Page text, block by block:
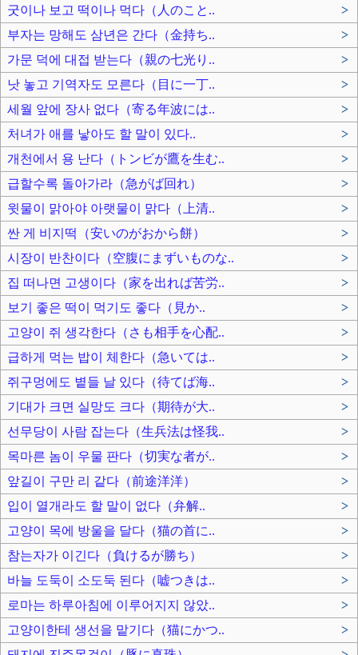
굿이나 보고 떡이나 먹다（人のこと..
>
부자는 망해도 삼년은 간다（金持ち..
>
가문 덕에 대접 받는다（親の七光り..
>
낫 놓고 기역자도 모른다（目に一丁..
>
세월 앞에 장사 없다（寄る年波には..
>
처녀가 애를 낳아도 할 말이 있다..
>
개천에서 용 난다（トンビが鷹を生む..
>
급할수록 돌아가라（急がば回れ）
>
윗물이 맑아야 아랫물이 맑다（上清..
>
싼 게 비지떡（安いのがおから餅）
>
시장이 반찬이다（空腹にまずいものな..
>
집 떠나면 고생이다（家を出れば苦労..
>
보기 좋은 떡이 먹기도 좋다（見か..
>
고양이 쥐 생각한다（さも相手を心配..
>
급하게 먹는 밥이 체한다（急いては..
>
쥐구멍에도 볕들 날 있다（待てば海..
>
기대가 크면 실망도 크다（期待が大..
>
선무당이 사람 잡는다（生兵法は怪我..
>
목마른 놈이 우물 판다（切実な者が..
>
앞길이 구만 리 같다（前途洋洋）
>
입이 열개라도 할 말이 없다（弁解..
>
고양이 목에 방울을 달다（猫の首に..
>
참는자가 이긴다（負けるが勝ち）
>
바늘 도둑이 소도둑 된다（嘘つきは..
>
로마는 하루아침에 이루어지지 않았..
>
고양이한테 생선을 맡기다（猫にかつ..
>